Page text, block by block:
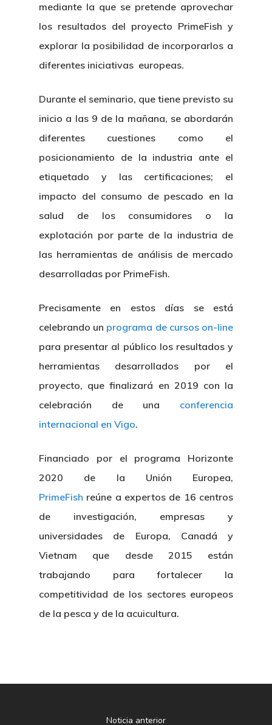
mediante la que se pretende aprovechar
los resultados del proyecto PrimeFish y
explorar la posibilidad de incorporarlos a
diferentes iniciativas europeas.
Durante el seminario, que tiene previsto su
inicio a las 9 de la mañana, se abordarán
diferentes cuestiones como el
posicionamiento de la industria ante el
etiquetado y las certificaciones; el
impacto del consumo de pescado en la
salud de los consumidores o la
explotación por parte de la industria de
las herramientas de análisis de mercado
desarrolladas por PrimeFish.
Precisamente en estos días se está
celebrando un programa de cursos on-line
para presentar al público los resultados y
herramientas desarrollados por el
proyecto, que finalizará en 2019 con la
celebración de una conferencia
internacional en Vigo.
Financiado por el programa Horizonte
2020 de la Unión Europea,
PrimeFish reúne a expertos de 16 centros
de investigación, empresas y
universidades de Europa, Canadá y
Vietnam que desde 2015 están
trabajando para fortalecer la
competitividad de los sectores europeos
de la pesca y de la acuicultura.
Noticia anterior
Nosotros
Identidad Corporativa